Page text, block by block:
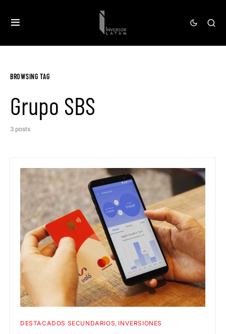
BROWSING TAG
Grupo SBS
3 posts
DESTACADOS SECUNDARIOS INVERSIONES